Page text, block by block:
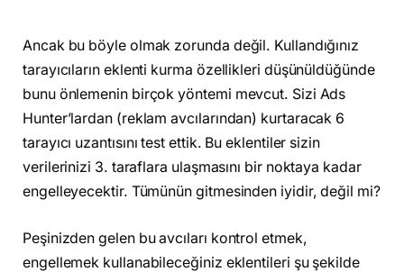
Ancak bu böyle olmak zorunda değil. Kullandığınız
tarayıcıların eklenti kurma özellikleri düşünüldüğünde
bunu önlemenin birçok yöntemi mevcut. Sizi Ads
Hunter’lardan (reklam avcılarından) kurtaracak 6
tarayıcı uzantısını test ettik. Bu eklentiler sizin
verilerinizi 3. taraflara ulaşmasını bir noktaya kadar
engelleyecektir. Tümünün gitmesinden iyidir, değil mi?
Peşinizden gelen bu avcıları kontrol etmek,
engellemek kullanabileceğiniz eklentileri şu şekilde